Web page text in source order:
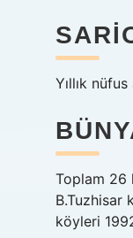
Yıllık
Toplam 26
B.Tuzhisar
köyleri